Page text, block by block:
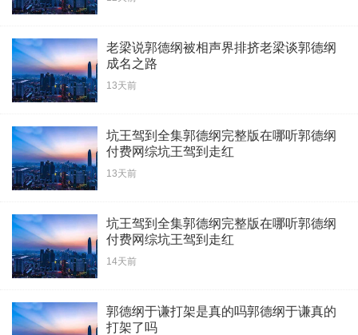
老梁说郭德纲被相声界排挤老梁谈郭德纲
成名之路
13天前
坑王驾到全集郭德纲完整版在哪听郭德纲
付费网综坑王驾到走红
13天前
坑王驾到全集郭德纲完整版在哪听郭德纲
付费网综坑王驾到走红
14天前
郭德纲于谦打架是真的吗郭德纲于谦真的
打架了吗